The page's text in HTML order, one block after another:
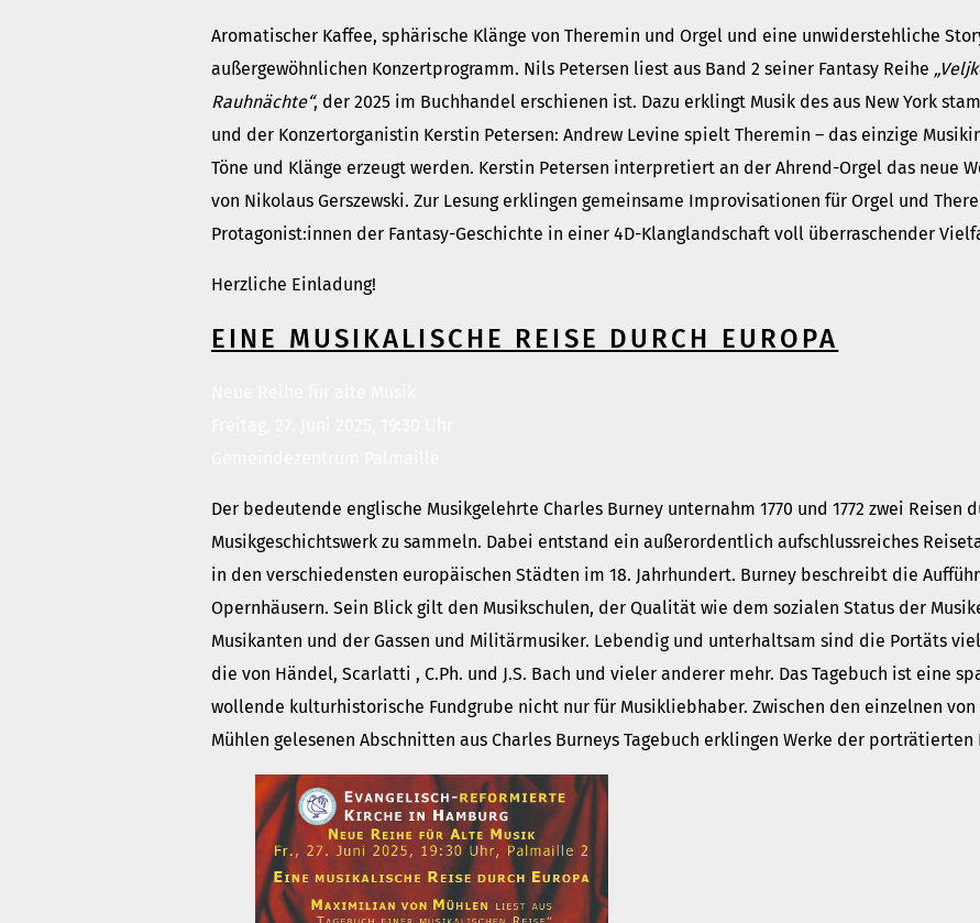
Aromatischer Kaffee, sphärische Klänge von Theremin und Orgel und eine unwiderstehliche
außergewöhnlichen Konzertprogramm. Nils Petersen liest aus Band 2 seiner Fantasy Reihe
Rauhnächte“, der 2025 im Buchhandel erschienen ist. Dazu erklingt Musik des aus New York
und der Konzertorganistin Kerstin Petersen: Andrew Levine spielt Theremin – das einzige
Töne und Klänge erzeugt werden. Kerstin Petersen interpretiert an der Ahrend-Orgel das neue
von Nikolaus Gerszewski. Zur Lesung erklingen gemeinsame Improvisationen für Orgel und
Protagonist:innen der Fantasy-Geschichte in einer 4D-Klanglandschaft voll überraschender
Herzliche Einladung!
EINE MUSIKALISCHE REISE DURCH EUROPA
Der bedeutende englische Musikgelehrte Charles Burney unternahm 1770 und 1772 zwei Reisen
Musikgeschichtswerk zu sammeln. Dabei entstand ein außerordentlich aufschlussreiches
in den verschiedensten europäischen Städten im 18. Jahrhundert. Burney beschreibt die
Opernhäusern. Sein Blick gilt den Musikschulen, der Qualität wie dem sozialen Status der
Musikanten und der Gassen und Militärmusiker. Lebendig und unterhaltsam sind die Portäts
die von Händel, Scarlatti , C.Ph. und J.S. Bach und vieler anderer mehr. Das Tagebuch ist eine
wollende kulturhistorische Fundgrube nicht nur für Musikliebhaber. Zwischen den einzelnen
Mühlen gelesenen Abschnitten aus Charles Burneys Tagebuch erklingen Werke der porträtierten